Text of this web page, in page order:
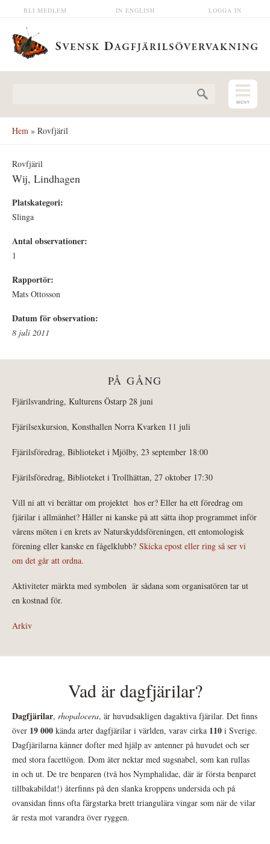
Hoppa till huvudinnehåll LOGGA IN
IN ENGLISH
BLI MEDLEM
Hem » Rovfjäril
Rovfjäril
Wij, Lindhagen
Platskategori:
Slinga
Antal observationer:
1
Rapportör:
Mats Ottosson
Datum för observation:
8 juli 2011
PÅ GÅNG
Fjärilsvandring, Kulturens Östarp 28 juni
Fjärilsexkursion, Konsthallen Norra Kvarken 11 juli
Fjärilsföredrag, Biblioteket i Mjölby, 23 september 18:00
Fjärilsföredrag, Biblioteket i Trollhättan, 27 oktober 17:30
Vill ni att vi berättar om projektet hos er? Eller ha ett föredrag om
fjärilar i allmänhet? Håller ni kanske på att sätta ihop programmet inför
vårens möten i en krets av Naturskyddsföreningen, ett entomologisk
förening eller kanske en fågelklubb? Skicka epost eller ring så ser vi
om det går att ordna.
Aktiviteter märkta med symbolen är sådana som organisatören tar ut
en kostnad för.
Arkiv
Vad är dagfjärilar?
Dagfjärilar, rhopalocera, är huvudsakligen dagaktiva fjärilar. Det finns
över 19 000 kända arter dagfjärilar i världen, varav cirka 110 i Sverige.
Dagfjärilarna känner dofter med hjälp av antenner på huvudet och ser
med stora facettögon. Dom äter nektar med sugsnabel, som kan rullas
in och ut. De tre benparen (två hos Nymphalidae, där är första benparet
tillbakabildat!) återfinns på den slanka kroppens undersida och på
ovansidan finns ofta färgstarka brett triangulära vingar som när de vilar
är resta mot varandra över ryggen.